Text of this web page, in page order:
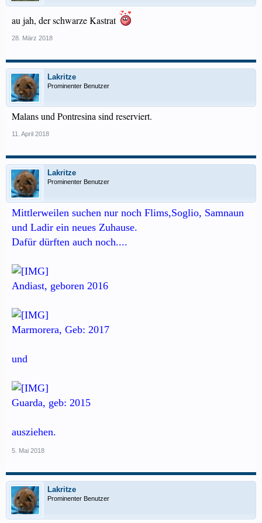
au jah, der schwarze Kastrat
28. März 2018
Lakritze
Prominenter Benutzer
Malans und Pontresina sind reserviert.
11. April 2018
Lakritze
Prominenter Benutzer
Mittlerweilen suchen nur noch Flims,Soglio, Samnaun
und Ladir ein neues Zuhause.
Dafür dürften auch noch....
Andiast, geboren 2016
Marmorera, Geb: 2017
und
Guarda, geb: 2015
ausziehen.
5. Mai 2018
Lakritze
Prominenter Benutzer